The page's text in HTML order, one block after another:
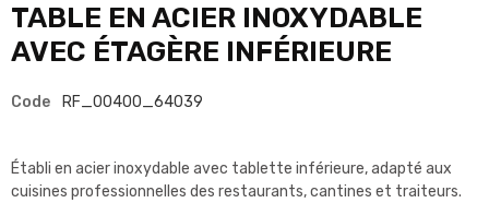
TABLE EN ACIER INOXYDABLE
AVEC ÉTAGÈRE INFÉRIEURE
Code RF_00400_64039
Établi en acier inoxydable avec tablette inférieure, adapté aux
cuisines professionnelles des restaurants, cantines et traiteurs.